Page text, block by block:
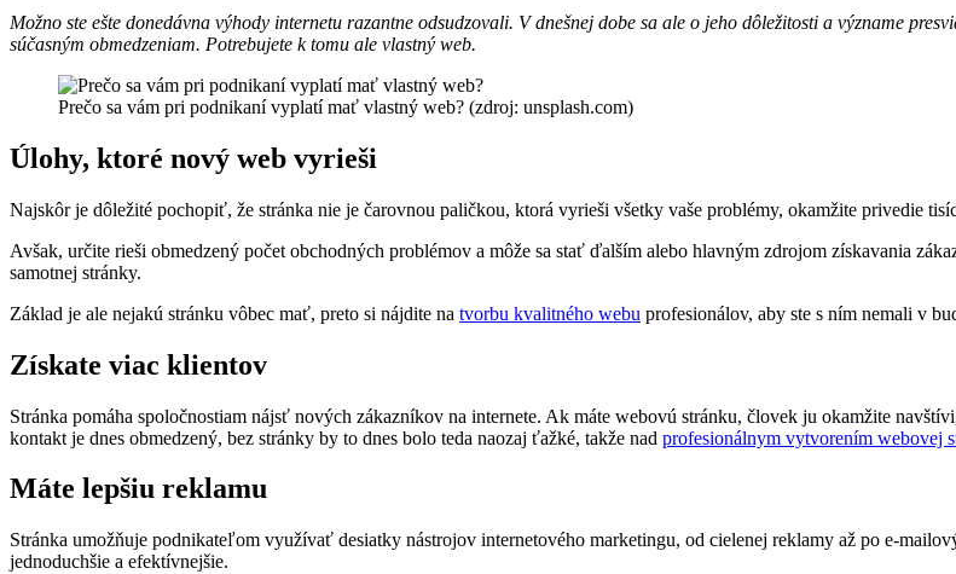
Možno ste ešte donedávna výhody internetu razantne odsudzovali. V dnešnej dobe sa ale o jeho dôležitosti a význame
súčasným obmedzeniam. Potrebujete k tomu ale vlastný web.
Prečo sa vám pri podnikaní vyplatí mať vlastný web? (zdroj: unsplash.com)
Úlohy, ktoré nový web vyrieši
Najskôr je dôležité pochopiť, že stránka nie je čarovnou paličkou, ktorá vyrieši všetky vaše problémy, okamžite privedie
Avšak, určite rieši obmedzený počet obchodných problémov a môže sa stať ďalším alebo hlavným zdrojom získavania
samotnej stránky.
Základ je ale nejakú stránku vôbec mať, preto si nájdite na tvorbu kvalitného webu profesionálov, aby ste s ním nemali v
Získate viac klientov
Stránka pomáha spoločnostiam nájsť nových zákazníkov na internete. Ak máte webovú stránku, človek ju okamžite
kontakt je dnes obmedzený, bez stránky by to dnes bolo teda naozaj ťažké, takže nad profesionálnym vytvorením webovej
Máte lepšiu reklamu
Stránka umožňuje podnikateľom využívať desiatky nástrojov internetového marketingu, od cielenej reklamy až po e-
jednoduchšie a efektívnejšie.